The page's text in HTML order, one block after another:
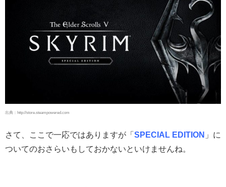
出典：http://store.steampowered.com
さて、ここで一応ではありますが「 SPECIAL EDITION 」に
ついてのおさらいもしておかないといけませんね。